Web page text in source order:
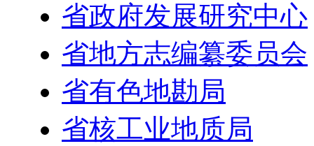
省政府发展研究中心
省地方志编纂委员会
省有色地勘局
省核工业地质局